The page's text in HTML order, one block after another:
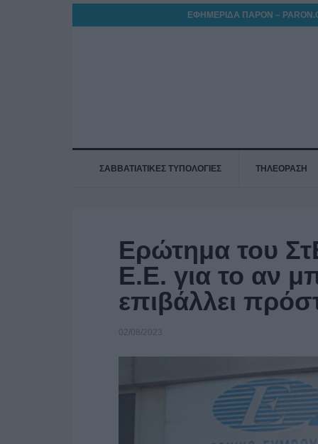
ΕΦΗΜΕΡΙΔΑ ΠΑΡΟΝ –
ΣΑΒΒΑΤΙΑΤΙΚΕΣ ΤΥΠΟΛΟΓΙΕΣ ΤΗΛΕΟΡΑΣΗ
Ερώτημα του
Ε.Ε. για το αν
επιβάλλει
02/08/2023